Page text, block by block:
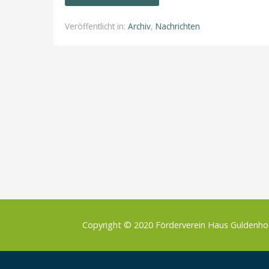
Veröffentlicht in: Archiv, Nachrichten
Copyright © 2020 Förderverein Haus